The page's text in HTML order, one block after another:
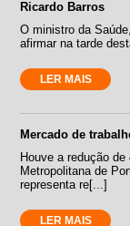
Ricardo Barros
O ministro da
afirmar na tarde
LER MAIS
Mercado de
Houve a redução
Metropolitana de
representa re[...]
LER MAIS